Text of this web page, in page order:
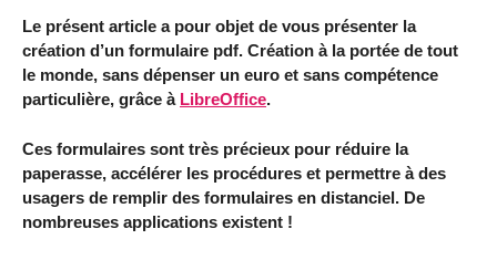
Le présent article a pour objet de vous présenter la
création d’un formulaire pdf. Création à la portée de tout
le monde, sans dépenser un euro et sans compétence
particulière, grâce à LibreOffice.
Ces formulaires sont très précieux pour réduire la
paperasse, accélérer les procédures et permettre à des
usagers de remplir des formulaires en distanciel. De
nombreuses applications existent !